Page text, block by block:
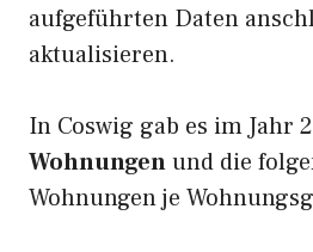
aufgeführten Daten
aktualisieren.
In Coswig gab es im Jahr
Wohnungenund die
Wohnungen je